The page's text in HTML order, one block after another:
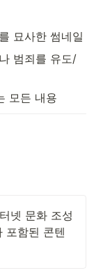
묘사한 썸네일
범죄를 유도/
모든 내용
넷 문화 조성
포함된 콘텐